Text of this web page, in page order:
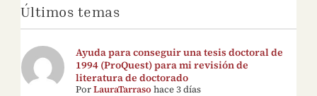
Últimos temas
Ayuda para conseguir una tesis doctoral de
1994 (ProQuest) para mi revisión de
literatura de doctorado
PorLauraTarraso hace 3 días